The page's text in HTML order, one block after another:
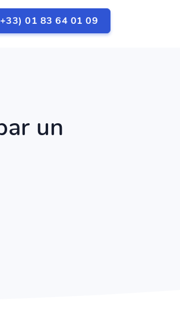
01 83 64 01 09
un